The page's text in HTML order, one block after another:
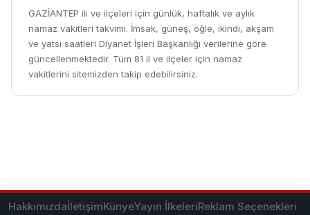
GAZİANTEP ili ve ilçeleri için günlük, haftalık ve aylık
namaz vakitleri takvimi. İmsak, güneş, öğle, ikindi, akşam
ve yatsı saatleri Diyanet İşleri Başkanlığı verilerine göre
güncellenmektedir. Tüm 81 il ve ilçeler için namaz
vakitlerini sitemizden takip edebilirsiniz.
HakkımızdaİletişimKünyeYayın İlkeleriReklam Seçenekleri